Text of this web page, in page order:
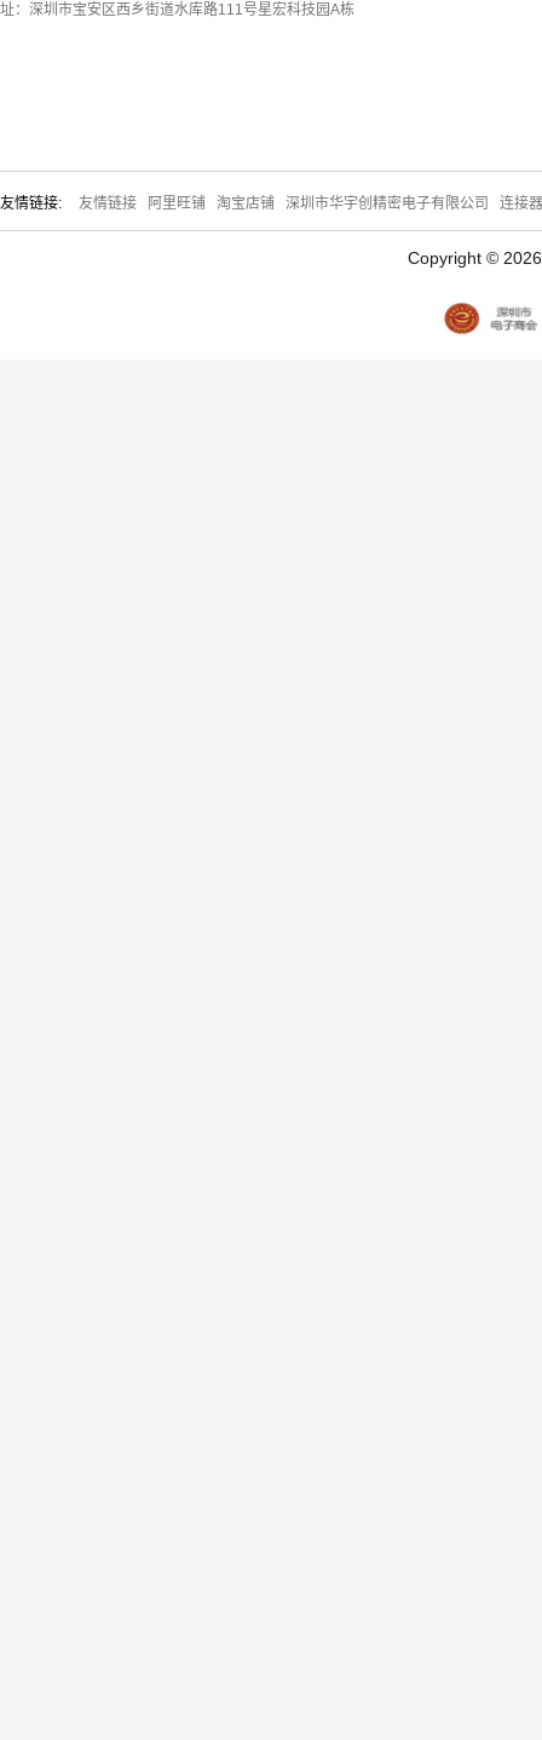
：深圳市宝安区西乡街道水库路111号星宏科技园A栋
友情链接: 友情链接 阿里旺铺 淘宝店铺 深圳市华宇创精密电子有限公司 连接
Copyright ©